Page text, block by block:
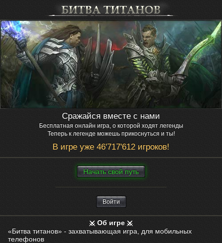
Сражайся вместе с нами
Бесплатная онлайн игра, о которой ходят легенды
Теперь к легенде можешь прикоснуться и ты!
В игре уже 46'717'612 игроков!
Нaчaть свой путь
Войти
Об игре
«Битва титанов» - захватывающая игра, для мобильных
телефонов